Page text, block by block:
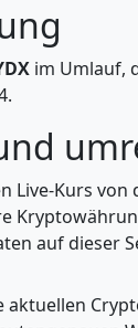
im Umlauf,
Live-Kurs
auf dieser
aktuellen